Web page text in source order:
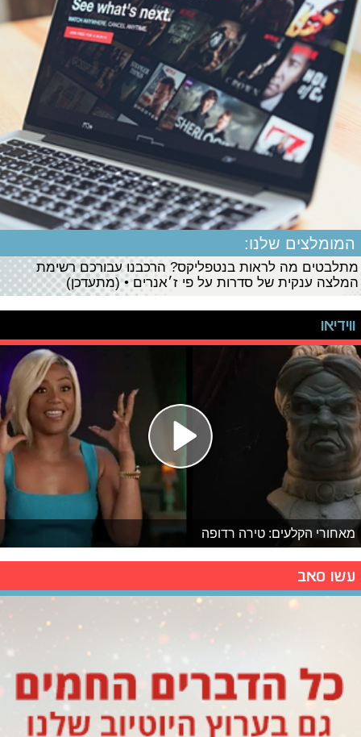
המומלצים שלנו:
מתלבטים מה לראות בנטפליקס? הרכבנו עבורכם רשימת
המלצה ענקית של סדרות על פי ז׳אנרים • (מתעדכן)
ווידיאו
מאחורי הקלעים: טירה רדופה
עשו סאב